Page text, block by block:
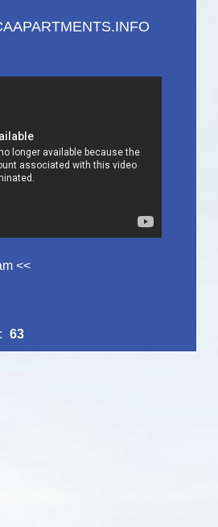
<<
63